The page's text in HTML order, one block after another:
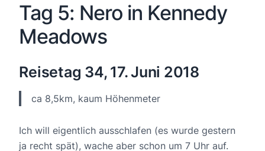
Tag 5: Nero in Kennedy
Meadows
Reisetag 34, 17. Juni 2018
ca 8,5km, kaum Höhenmeter
Ich will eigentlich ausschlafen (es wurde gestern
ja recht spät), wache aber schon um 7 Uhr auf.